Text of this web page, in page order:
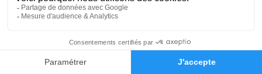
Faire-part Hommages
Cérémonie religieuse
Église Saint Jean Baptiste de Fromelles
59249 Fromelles